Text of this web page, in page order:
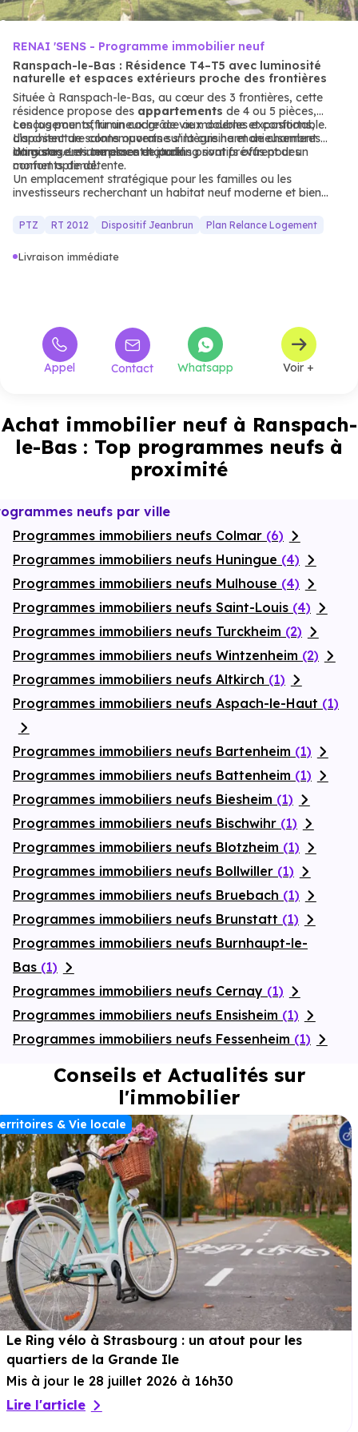
RENAI 'SENS - Programme immobilier neuf
Ranspach-le-Bas : Résidence T4–T5 avec luminosité
naturelle et espaces extérieurs proche des frontières
Située à Ranspach-le-Bas, au cœur des 3 frontières, cette
résidence propose des appartements de 4 ou 5 pièces,
conçus pour offrir un cadre de vie moderne et confortable.
L’architecture contemporaine s’intègre harmonieusement
dans son environnement naturel.
Les logements, lumineux grâce aux doubles expositions,
disposent de salons ouverts sur la cuisine et de chambres
intimistes. Les terrasses et jardins privatifs offrent des
moments de détente.
Un garage et une place de parking sont prévus pour un
confort optimal.
Un emplacement stratégique pour les familles ou les
investisseurs recherchant un habitat neuf moderne et bien
PTZ RT 2012 Dispositif Jeanbrun Plan Relance Logement
Livraison immédiate
Appel Contact Whatsapp Voir +
Achat immobilier neuf à Ranspach-
le-Bas : Top programmes neufs à
proximité
neufs par ville
Programmes immobiliers neufs Colmar (6)
Programmes immobiliers neufs Huningue (4)
Programmes immobiliers neufs Mulhouse (4)
Programmes immobiliers neufs Saint-Louis (4)
Programmes immobiliers neufs Turckheim (2)
Programmes immobiliers neufs Wintzenheim (2)
Programmes immobiliers neufs Altkirch (1)
Programmes immobiliers neufs Aspach-le-Haut (1)
Programmes immobiliers neufs Bartenheim (1)
Programmes immobiliers neufs Battenheim (1)
Programmes immobiliers neufs Biesheim (1)
Programmes immobiliers neufs Bischwihr (1)
Programmes immobiliers neufs Blotzheim (1)
Programmes immobiliers neufs Bollwiller (1)
Programmes immobiliers neufs Bruebach (1)
Programmes immobiliers neufs Brunstatt (1)
Programmes immobiliers neufs Burnhaupt-le-
Bas (1)
Programmes immobiliers neufs Cernay (1)
Programmes immobiliers neufs Ensisheim (1)
Programmes immobiliers neufs Fessenheim (1)
Conseils et Actualités sur
l'immobilier
& Vie locale
Le Ring vélo à Strasbourg : un atout pour les
quartiers de la Grande Ile
Mis à jour le 28 juillet 2026 à 16h30
Lire l'article